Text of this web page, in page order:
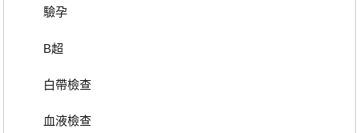
驗孕
B超
白帶檢查
血液檢查